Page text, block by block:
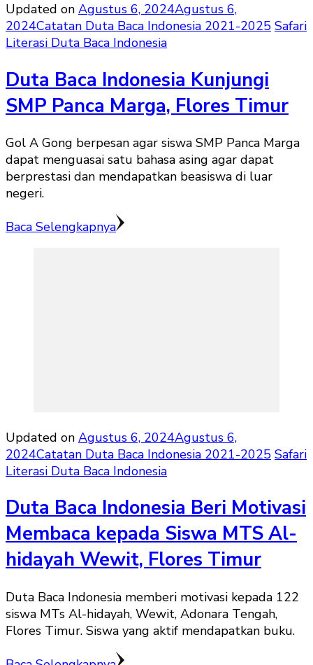
Updated on Agustus 6, 2024Agustus 6,
2024Catatan Duta Baca Indonesia 2021-2025 Safari
Literasi Duta Baca Indonesia
Duta Baca Indonesia Kunjungi
SMP Panca Marga, Flores Timur
Gol A Gong berpesan agar siswa SMP Panca Marga
dapat menguasai satu bahasa asing agar dapat
berprestasi dan mendapatkan beasiswa di luar
negeri.
Baca Selengkapnya
Updated on Agustus 6, 2024Agustus 6,
2024Catatan Duta Baca Indonesia 2021-2025 Safari
Literasi Duta Baca Indonesia
Duta Baca Indonesia Beri Motivasi
Membaca kepada Siswa MTS Al-
hidayah Wewit, Flores Timur
Duta Baca Indonesia memberi motivasi kepada 122
siswa MTs Al-hidayah, Wewit, Adonara Tengah,
Flores Timur. Siswa yang aktif mendapatkan buku.